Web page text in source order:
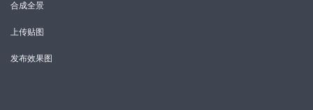
合成全景
上传贴图
发布效果图